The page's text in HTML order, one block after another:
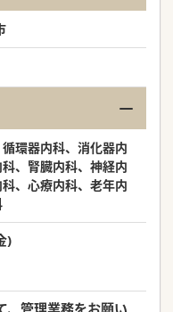
環器内科、消化器内
、腎臓内科、神経内
、心療内科、老年内
)